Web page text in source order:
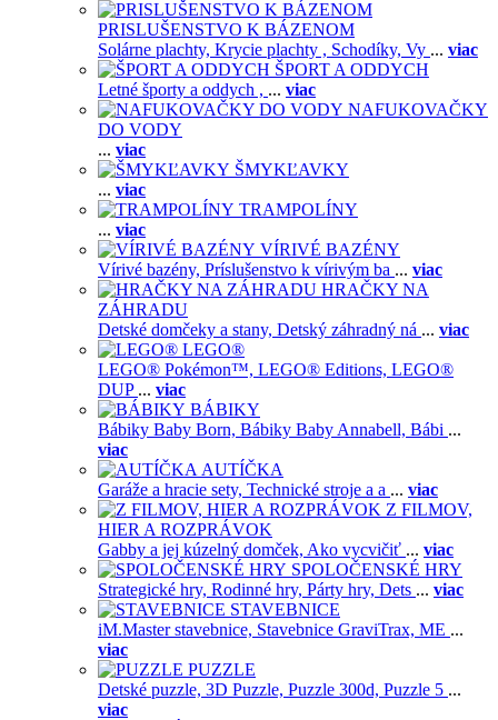
PRISLUŠENSTVO K BÁZENOM
Solárne plachty, Krycie plachty , Schodíky, Vy ... viac
ŠPORT A ODDYCH
Letné športy a oddych , ... viac
NAFUKOVAČKY
DO VODY
... viac
ŠMYKĽAVKY
... viac
TRAMPOLÍNY
... viac
VÍRIVÉ BAZÉNY
Vírivé bazény, Príslušenstvo k vírivým ba ... viac
HRAČKY NA
ZÁHRADU
Detské domčeky a stany, Detský záhradný ná ... viac
LEGO®
LEGO® Pokémon™, LEGO® Editions, LEGO®
DUP ... viac
BÁBIKY
Bábiky Baby Born, Bábiky Baby Annabell, Bábi ...
viac
AUTÍČKA
Garáže a hracie sety, Technické stroje a a ... viac
Z FILMOV,
HIER A ROZPRÁVOK
Gabby a jej kúzelný domček, Ako vycvičiť ... viac
SPOLOČENSKÉ HRY
Strategické hry, Rodinné hry, Párty hry, Dets ... viac
STAVEBNICE
iM.Master stavebnice, Stavebnice GraviTrax, ME ...
viac
PUZZLE
Detské puzzle, 3D Puzzle, Puzzle 300d, Puzzle 5 ...
viac